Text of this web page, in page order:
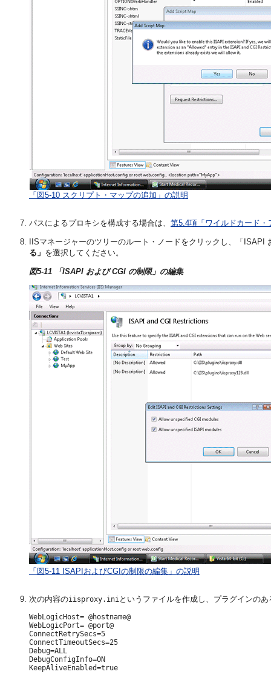
「図5-10 スクリプト・マップの追加」の説明
パスによるプロキシを構成する場合は、 第5.4項「ワイルドカード
IISマネージャーのツリーのルート・ノードをクリックし、「
る」 を選択してください。
図5-11 「ISAPI および CGI の制限」の編集
「図5-11 ISAPIおよびCGIの制限の編集」の説明
次の内容のiisproxy.iniというファイルを作成し、プラグインの
WebLogicHost= @hostname@
WebLogicPort= @port@
ConnectRetrySecs=5
ConnectTimeoutSecs=25
Debug=ALL
DebugConfigInfo=ON
KeepAliveEnabled=true